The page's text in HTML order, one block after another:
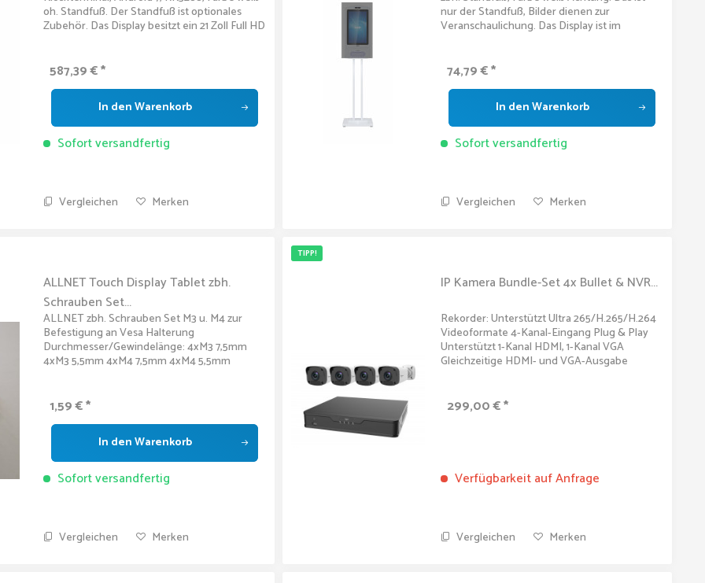
oh. Standfuß. Der Standfuß ist optionales
Zubehör. Das Display besitzt ein 21 Zoll Full HD
587,39 € *
In denWarenkorb
Sofort versandfertig
Vergleichen Merken
nur der Standfuß, Bilder dienen zur
Veranschaulichung. Das Display ist im
74,79 € *
In denWarenkorb
Sofort versandfertig
Vergleichen Merken
ALLNET Touch Display Tablet zbh.
Schrauben Set...
ALLNET zbh. Schrauben Set M3 u. M4 zur
Befestigung an Vesa Halterung
Durchmesser/Gewindelänge: 4xM3 7,5mm
4xM3 5,5mm 4xM4 7,5mm 4xM4 5,5mm
1,59 € *
In denWarenkorb
Sofort versandfertig
Vergleichen Merken
TIPP!
IP Kamera Bundle-Set 4x Bullet & NVR...
Rekorder: Unterstützt Ultra 265/H.265/H.264
Videoformate 4-Kanal-Eingang Plug & Play
Unterstützt 1-Kanal HDMI, 1-Kanal VGA
Gleichzeitige HDMI- und VGA-Ausgabe
299,00 € *
Verfügbarkeit auf Anfrage
Vergleichen Merken